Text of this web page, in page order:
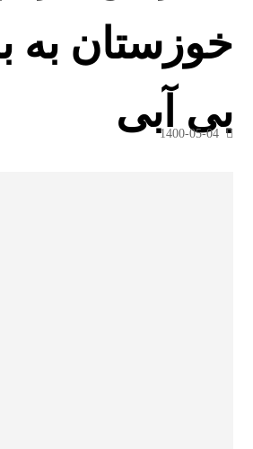
خوزستان به
بی آبی
1400-05-04